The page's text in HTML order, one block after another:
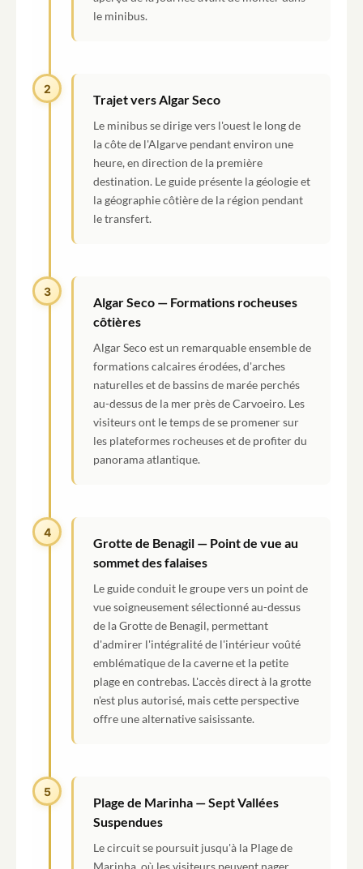
le minibus.
2
Trajet vers Algar Seco
Le minibus se dirige vers l'ouest le long de
la côte de l'Algarve pendant environ une
heure, en direction de la première
destination. Le guide présente la géologie et
la géographie côtière de la région pendant
le transfert.
3
Algar Seco — Formations rocheuses
côtières
Algar Seco est un remarquable ensemble de
formations calcaires érodées, d'arches
naturelles et de bassins de marée perchés
au-dessus de la mer près de Carvoeiro. Les
visiteurs ont le temps de se promener sur
les plateformes rocheuses et de profiter du
panorama atlantique.
4
Grotte de Benagil — Point de vue au
sommet des falaises
Le guide conduit le groupe vers un point de
vue soigneusement sélectionné au-dessus
de la Grotte de Benagil, permettant
d'admirer l'intégralité de l'intérieur voûté
emblématique de la caverne et la petite
plage en contrebas. L'accès direct à la grotte
n'est plus autorisé, mais cette perspective
offre une alternative saisissante.
5
Plage de Marinha — Sept Vallées
Suspendues
Le circuit se poursuit jusqu'à la Plage de
Marinha, où les visiteurs peuvent nager